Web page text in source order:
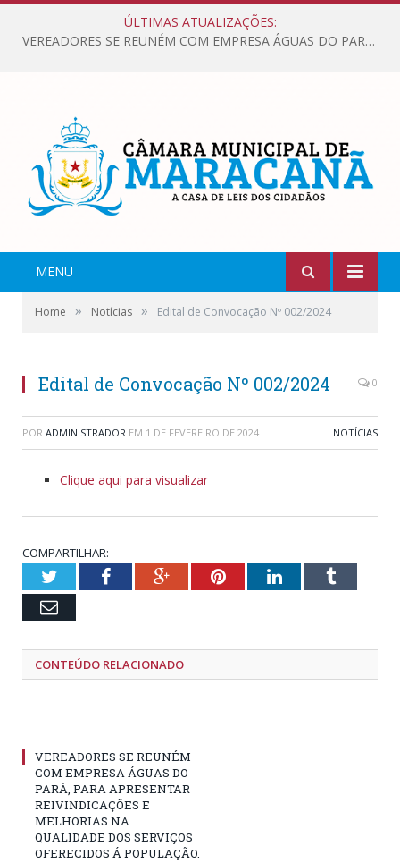
ÚLTIMAS ATUALIZAÇÕES:
VEREADORES SE REUNÉM COM EMPRESA ÁGUAS DO PARÁ, PARA APRESENTAR REIVINDICAÇÕES E MELHORIAS NA QUALIDADE DOS SERVIÇOS OFERECIDOS Á POPULAÇÃO.
MENU
Home » Notícias » Edital de Convocação Nº 002/2024
Edital de Convocação Nº 002/2024 0
POR ADMINISTRADOR EM 1 DE FEVEREIRO DE 2024 NOTÍCIAS
Clique aqui para visualizar
COMPARTILHAR:
TwitterFacebookGoogle+PinterestLinkedInTumblr
Email
CONTEÚDO RELACIONADO
VEREADORES SE REUNÉM
COM EMPRESA ÁGUAS DO
PARÁ, PARA APRESENTAR
REIVINDICAÇÕES E
MELHORIAS NA
QUALIDADE DOS SERVIÇOS
OFERECIDOS Á POPULAÇÃO.